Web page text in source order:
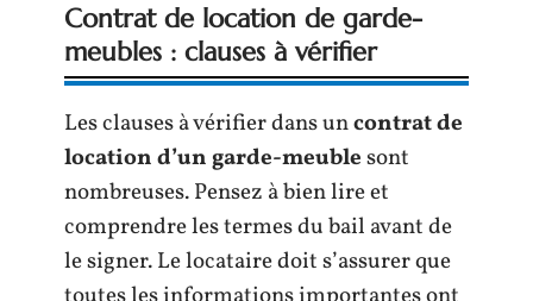
Contrat de location de garde-
meubles : clauses à vérifier
Les clauses à vérifier dans uncontrat de
location d’un garde-meublesont
nombreuses. Pensez à bien lire et
comprendre les termes du bail avant de
le signer. Le locataire doit s’assurer que